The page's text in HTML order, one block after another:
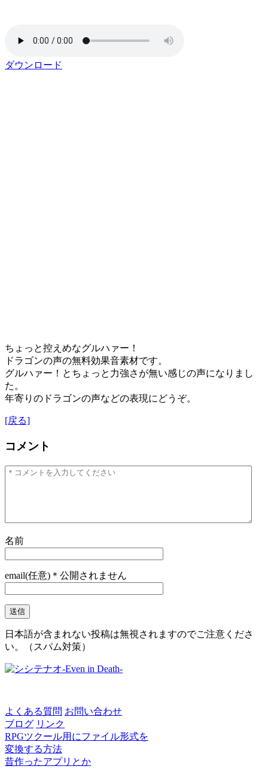
ダウンロード
ちょっと控えめなグルハァー！
ドラゴンの声の無料効果音素材です。
グルハァー！とちょっと力強さが無い感じの声になりまし
た。
年寄りのドラゴンの声などの表現にどうぞ。
[戻る]
コメント
名前
email(任意)＊公開されません
日本語が含まれない投稿は無視されますのでご注意くださ
い。（スパム対策）
よくある質問 お問い合わせ
ブログ リンク
RPGツクール用にファイル形式を
変換する方法
昔作ったアプリとか